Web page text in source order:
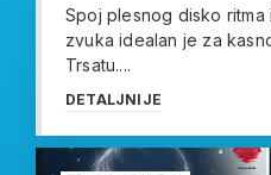
Spoj plesnog disko
zvuka idealan je za
Trsatu....
DETALJNIJE